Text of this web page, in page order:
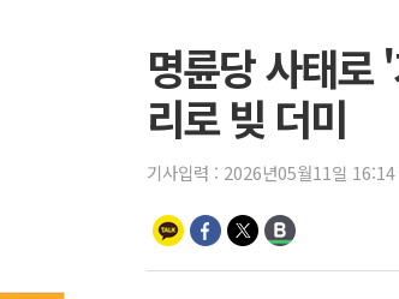
명륜당 사태로
리로 빚 더미
기사입력 : 2026년05월11일 16:14